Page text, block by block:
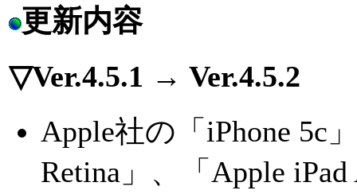
更新内容
▽Ver.4.5.1 → Ver.4.5.2
Apple社の「iPhone 5c
Retina」、「Apple